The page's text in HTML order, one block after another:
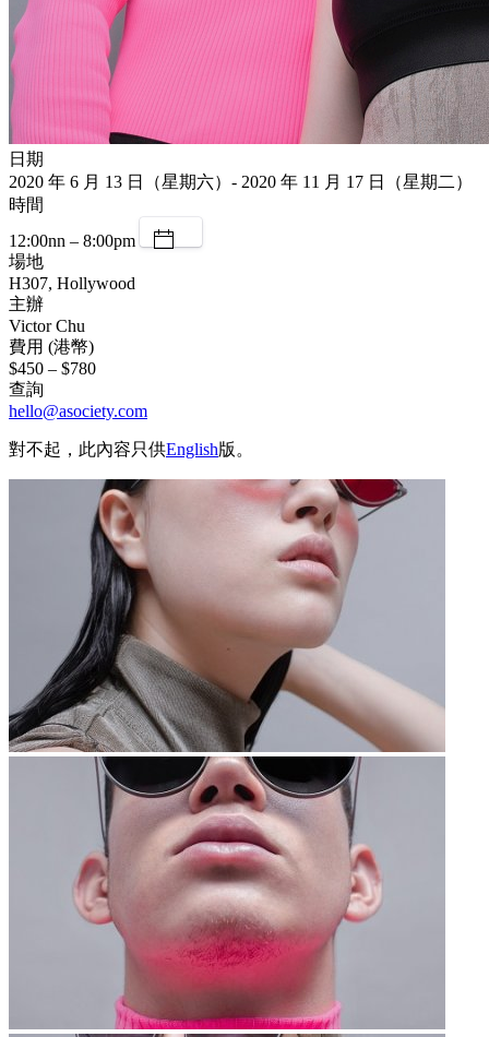
日期
2020 年 6 月 13 日（星期六）- 2020 年 11 月 17 日（星期二）
時間
12:00nn – 8:00pm
場地
H307, Hollywood
主辦
Victor Chu
費用 (港幣)
$450 – $780
查詢
hello@asociety.com
對不起，此內容只供English版。